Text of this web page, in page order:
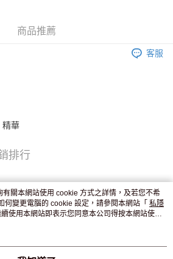
後2-4個工作天到店，7天內取。逾期後
商品推薦
客服
精華
排行
關本網站使用 cookie 方式之詳情，及若您不希
何變更電腦的 cookie 設定，請參閱本網站「 私隱
使用本網站即表示您同意本公司得按本網站使用
。